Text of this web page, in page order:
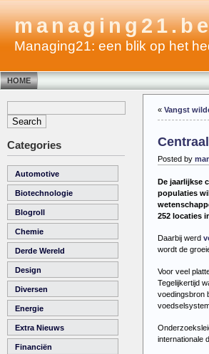
Managing21: een blik op het
HOME
Categories
Automotive
Biotechnologie
Blogroll
Chemie
Derde Wereld
Design
Diversen
Energie
Extra Nieuws
Financiën
« Vangst
Posted by
De jaarlijkse
populaties
252 locaties
Daarbij werd
wordt de
Voor veel
Tegelijkertijd
voedingsbron
internationale